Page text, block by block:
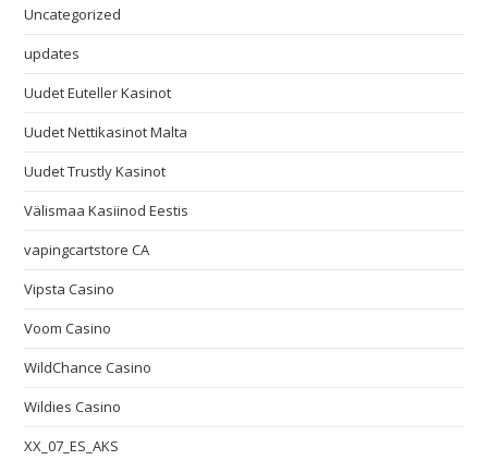
Uncategorized
updates
Uudet Euteller Kasinot
Uudet Nettikasinot Malta
Uudet Trustly Kasinot
Välismaa Kasiinod Eestis
vapingcartstore CA
Vipsta Casino
Voom Casino
WildChance Casino
Wildies Casino
XX_07_ES_AKS